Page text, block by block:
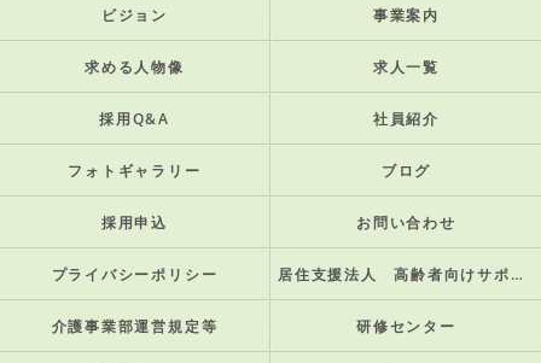
ビジョン 事業案内
求める人物像 求人一覧
採用Q&A 社員紹介
フォトギャラリー ブログ
採用申込 お問い合わせ
プライバシーポリシー 居住支援法人 高齢者向けサポート住宅
介護事業部運営規定等 研修センター